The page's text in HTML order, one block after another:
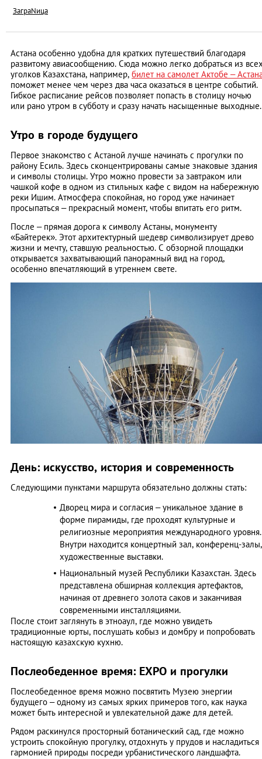
ЗаграNица
Астана особенно удобна для кратких путешествий благодаря
развитому авиасообщению. Сюда можно легко добраться из
уголков Казахстана, например, билет на самолет Актобе –
поможет менее чем через два часа оказаться в центре событий.
Гибкое расписание рейсов позволяет попасть в столицу ночью
или рано утром в субботу и сразу начать насыщенные выходные.
Утро в городе будущего
Первое знакомство с Астаной лучше начинать с прогулки по
району Есиль. Здесь сконцентрированы самые знаковые здания
и символы столицы. Утро можно провести за завтраком или
чашкой кофе в одном из стильных кафе с видом на набережную
реки Ишим. Атмосфера спокойная, но город уже начинает
просыпаться – прекрасный момент, чтобы впитать его ритм.
После – прямая дорога к символу Астаны, монументу
«Байтерек». Этот архитектурный шедевр символизирует древо
жизни и мечту, ставшую реальностью. С обзорной площадки
открывается захватывающий панорамный вид на город,
особенно впечатляющий в утреннем свете.
День: искусство, история и современность
Следующими пунктами маршрута обязательно должны стать:
Дворец мира и согласия – уникальное здание в
форме пирамиды, где проходят культурные и
религиозные мероприятия международного уровня.
Внутри находится концертный зал, конференц-залы,
художественные выставки.
Национальный музей Республики Казахстан. Здесь
представлена обширная коллекция артефактов,
начиная от древнего золота саков и заканчивая
современными инсталляциями.
После стоит заглянуть в этноаул, где можно увидеть
традиционные юрты, послушать кобыз и домбру и попробовать
настоящую казахскую кухню.
Послеобеденное время: EXPO и прогулки
Послеобеденное время можно посвятить Музею энергии
будущего – одному из самых ярких примеров того, как наука
может быть интересной и увлекательной даже для детей.
Рядом раскинулся просторный ботанический сад, где можно
устроить спокойную прогулку, отдохнуть у прудов и насладиться
гармонией природы посреди урбанистического ландшафта.